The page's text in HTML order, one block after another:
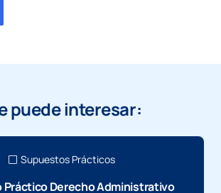
puede interesar:
Supuestos Prácticos
Derecho Administrativo